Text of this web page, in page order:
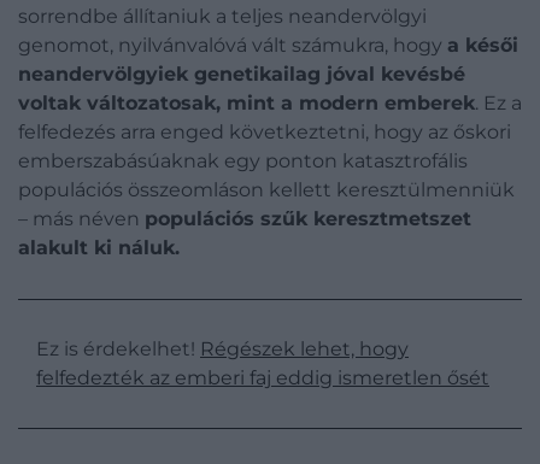
sorrendbe állítaniuk a teljes neandervölgyi
genomot, nyilvánvalóvá vált számukra, hogy a késői
neandervölgyiek genetikailag jóval kevésbé
voltak változatosak, mint a modern emberek. Ez a
felfedezés arra enged következtetni, hogy az őskori
emberszabásúaknak egy ponton katasztrofális
populációs összeomláson kellett keresztülmenniük
– más néven populációs szűk keresztmetszet
alakult ki náluk.
Ez is érdekelhet! Régészek lehet, hogy
felfedezték az emberi faj eddig ismeretlen ősét